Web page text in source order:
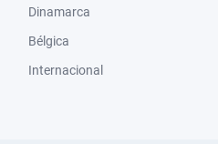
Dinamarca
Bélgica
Internacional